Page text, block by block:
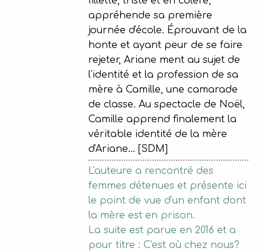
appréhende sa première
journée d'école. Éprouvant de la
honte et ayant peur de se faire
rejeter, Ariane ment au sujet de
l'identité et la profession de sa
mère à Camille, une camarade
de classe. Au spectacle de Noël,
Camille apprend finalement la
véritable identité de la mère
d'Ariane... [SDM]
L'auteure a rencontré des
femmes détenues et présente ici
le point de vue d'un enfant dont
la mère est en prison.
La suite est parue en 2016 et a
pour titre : C'est où chez nous?